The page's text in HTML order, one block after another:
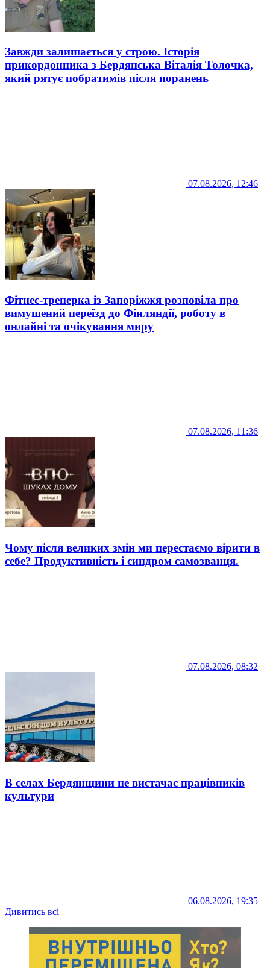
Завжди залишається у строю. Історія
прикордонника з Бердянська Віталія Толочка,
який рятує побратимів після поранень
07.08.2026, 12:46
Фітнес-тренерка із Запоріжжя розповіла про
вимушений переїзд до Фінляндії, роботу в
онлайні та очікування миру
07.08.2026, 11:36
Чому після великих змін ми перестаємо вірити в
себе? Продуктивність і синдром самозванця.
07.08.2026, 08:32
В селах Бердянщини не вистачає працівників
культури
06.08.2026, 19:35
Дивитись всі